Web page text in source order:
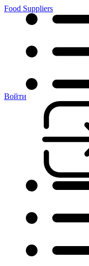
Food Suppliers
Войти